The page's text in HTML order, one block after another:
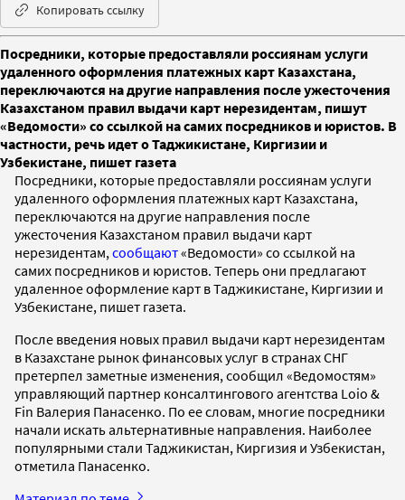
Копировать ссылку
Посредники, которые предоставляли россиянам услуги
удаленного оформления платежных карт Казахстана,
переключаются на другие направления после ужесточения
Казахстаном правил выдачи карт нерезидентам, пишут
«Ведомости» со ссылкой на самих посредников и юристов. В
частности, речь идет о Таджикистане, Киргизии и
Узбекистане, пишет газета
Посредники, которые предоставляли россиянам услуги
удаленного оформления платежных карт Казахстана,
переключаются на другие направления после
ужесточения Казахстаном правил выдачи карт
нерезидентам, сообщают«Ведомости» со ссылкой на
самих посредников и юристов. Теперь они предлагают
удаленное оформление карт в Таджикистане, Киргизии и
Узбекистане, пишет газета.
После введения новых правил выдачи карт нерезидентам
в Казахстане рынок финансовых услуг в странах СНГ
претерпел заметные изменения, сообщил «Ведомостям»
управляющий партнер консалтингового агентства Loio &
Fin Валерия Панасенко. По ее словам, многие посредники
начали искать альтернативные направления. Наиболее
популярными стали Таджикистан, Киргизия и Узбекистан,
отметила Панасенко.